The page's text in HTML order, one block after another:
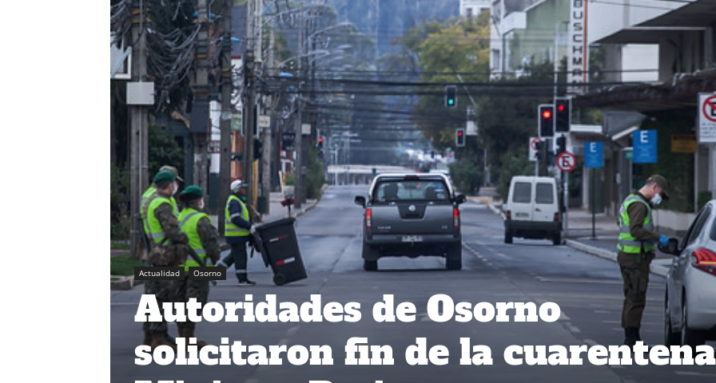
Actualidad Osorno
Autoridades de Osorno
solicitaron fin de la